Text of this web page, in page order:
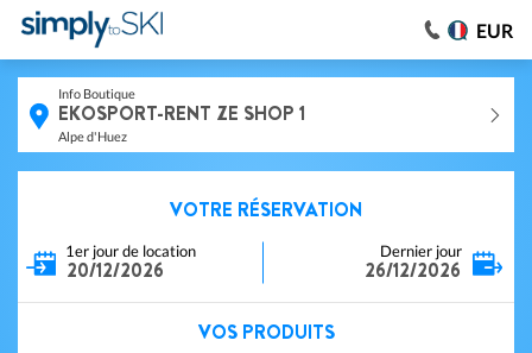
EUR
Info Boutique
EKOSPORT-RENT ZE SHOP 1
Alpe d'Huez
VOTRE RÉSERVATION
20/12/2026
1er jour de location
26/12/2026
Dernier jour
VOS PRODUITS